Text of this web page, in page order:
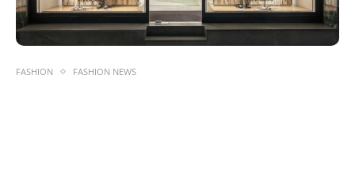
FASHION FASHION NEWS